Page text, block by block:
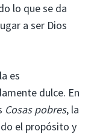
lo que se da
a ser Dios
es
dulce. En
Cosas pobres, la
el propósito y